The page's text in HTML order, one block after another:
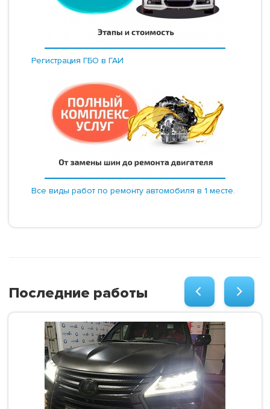
Регистрация ГБО в ГАИ
Все виды работ по ремонту автомобиля в 1 месте.
Последние работы